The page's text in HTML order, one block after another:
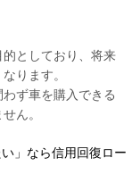
としており、将来
ります。
ず車を購入できる
ん。
」なら信用回復ロー